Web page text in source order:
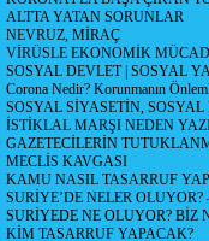
ALTTA YATAN SORUNLAR
NEVRUZ, MİRAÇ
VİRÜSLE EKONOMİK
SOSYAL DEVLET | SOSYAL
Corona Nedir? Korunmanın
SOSYAL SİYASETİN,
İSTİKLAL MARŞI NEDEN
GAZETECİLERİN
MECLİS KAVGASI
KAMU NASIL TASARRUF
SURİYE’DE NELER OLUYOR?
SURİYEDE NE OLUYOR? BİZ
KİM TASARRUF YAPACAK?